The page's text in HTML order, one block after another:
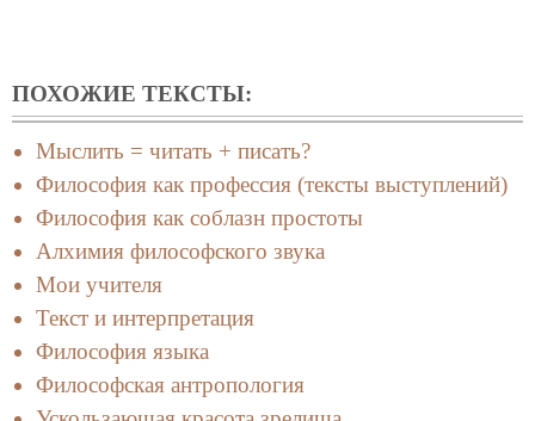
ПОХОЖИЕ ТЕКСТЫ:
Мыслить = читать + писать?
Философия как профессия (тексты выступлений)
Философия как соблазн простоты
Алхимия философского звука
Мои учителя
Текст и интерпретация
Философия языка
Философская антропология